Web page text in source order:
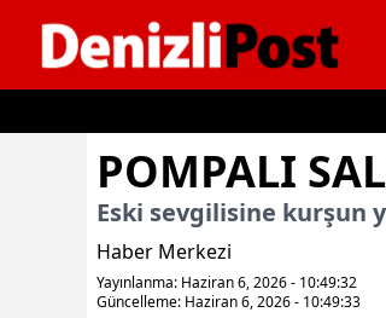
POMPALI
Eski sevgilisine kurşun
Haber Merkezi
Yayınlanma: Haziran 6, 2026 - 10:49:32
Güncelleme: Haziran 6, 2026 - 10:49:33